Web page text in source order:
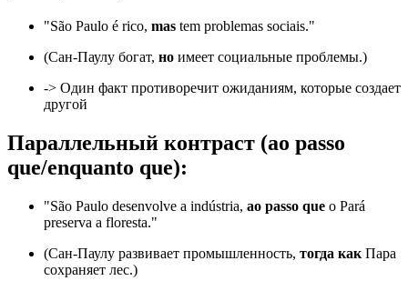
"São Paulo é rico, mas tem problemas sociais."
(Сан-Паулу богат, но имеет социальные проблемы.)
-> Один факт противоречит ожиданиям, которые создает
другой
Параллельный контраст (ao passo
que/enquanto que):
"São Paulo desenvolve a indústria, ao passo que o Pará
preserva a floresta."
(Сан-Паулу развивает промышленность, тогда как Пара
сохраняет лес.)